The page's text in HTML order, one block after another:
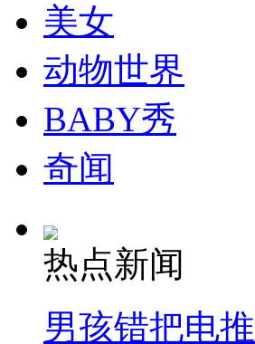
司机酒驾遇交警 急速倒车逃窜
美女
动物世界
BABY秀
奇闻
热点新闻
男孩错把电